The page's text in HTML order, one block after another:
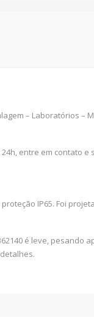
– Laboratórios –
entre em contato e
IP65. Foi
é leve, pesando